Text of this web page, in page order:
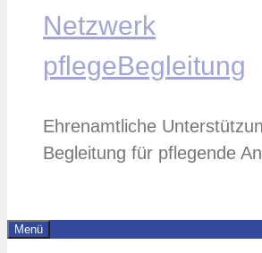
Netzwerk
pflegeBegleitung
Ehrenamtliche
Begleitung für pflegende
Menü